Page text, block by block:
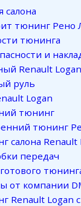
салона
тюнинг Рено
тюнинга
и
Renault Logan
руль
Logan
тюнинг
тюнинг
салона Renault
передач
от компании
Renault Logan